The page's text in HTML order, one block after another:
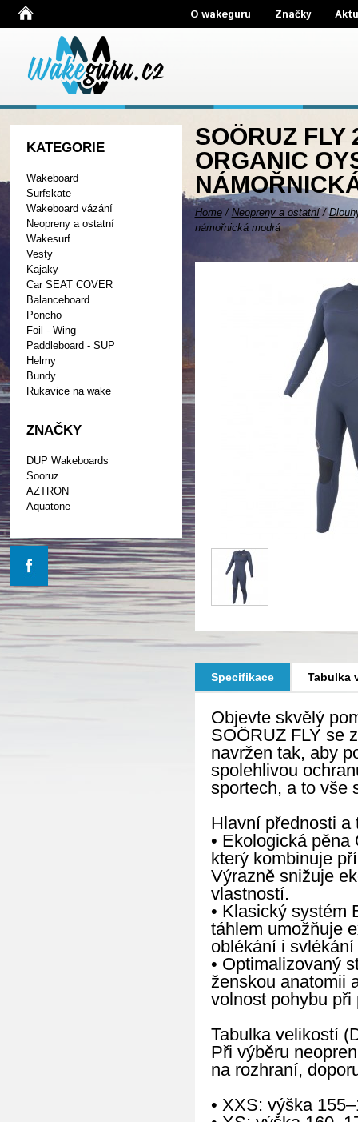
O wakeguru Značky
KATEGORIE
Wakeboard
Surfskate
Wakeboard vázání
Neopreny a ostatní
Wakesurf
Vesty
Kajaky
Car SEAT COVER
Balanceboard
Poncho
Foil - Wing
Paddleboard - SUP
Helmy
Bundy
Rukavice na wake
ZNAČKY
DUP Wakeboards
Sooruz
AZTRON
Aquatone
SOÖRUZ FLY
ORGANIC
Home/ Neopreny a ostatní/
námořnická modrá
Specifikace Tabulka
Objevte skvělý
SOÖRUZ FLY se
navržen tak, aby
spolehlivou
sportech, a to vše
Hlavní přednosti a
• Ekologická
který kombinuje
Výrazně snižuje
vlastností.
• Klasický systém
táhlem umožňuje
oblékání i
• Optimalizovaný
ženskou anatomii
volnost pohybu
Tabulka velikostí
Při výběru
na rozhraní,
• XXS: výška